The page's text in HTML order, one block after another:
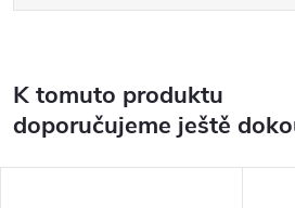
K tomuto produktu
doporučujeme ještě